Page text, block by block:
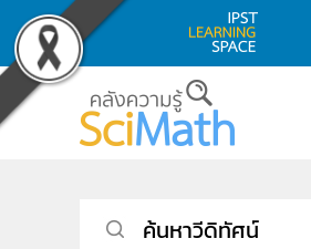
Skip to main content
ค้นหาวีดิทัศน์